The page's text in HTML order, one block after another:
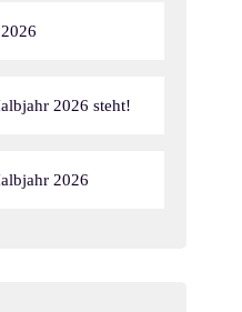
2026 steht!
2026